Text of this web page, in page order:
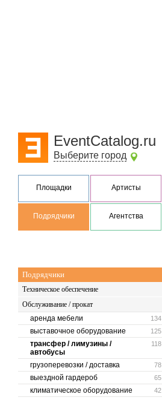
EventCatalog.ru
Выберите город
Площадки Артисты
Подрядчики Агентства
Подрядчики
Техническое обеспечение
Обслуживание / прокат
134
аренда мебели
125
выставочное оборудование
118
трансфер / лимузины /
автобусы
78
грузоперевозки / доставка
65
выездной гардероб
42
климатическое оборудование